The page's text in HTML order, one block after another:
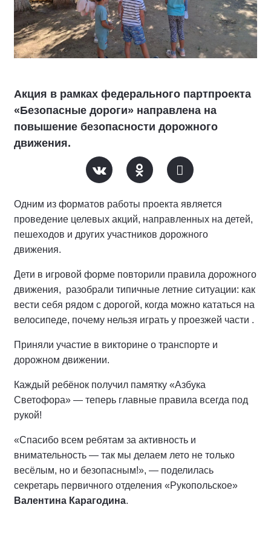
Акция в рамках федерального партпроекта
«Безопасные дороги» направлена на
повышение безопасности дорожного
движения.
Одним из форматов работы проекта является
проведение целевых акций, направленных на детей,
пешеходов и других участников дорожного
движения.
Дети в игровой форме повторили правила дорожного
движения, разобрали типичные летние ситуации: как
вести себя рядом с дорогой, когда можно кататься на
велосипеде, почему нельзя играть у проезжей части .
Приняли участие в викторине о транспорте и
дорожном движении.
Каждый ребёнок получил памятку «Азбука
Светофора» — теперь главные правила всегда под
рукой!
«Спасибо всем ребятам за активность и
внимательность — так мы делаем лето не только
весёлым, но и безопасным!», — поделилась
секретарь первичного отделения «Рукопольское»
Валентина Карагодина.